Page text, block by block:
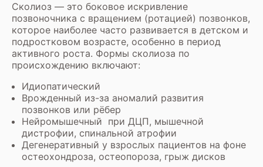
Сколиоз — это боковое искривление
позвоночника с вращением (ротацией) позвонков,
которое наиболее часто развивается в детском и
подростковом возрасте, особенно в период
активного роста. Формы сколиоза по
происхождению включают:
Идиопатический
Врожденный из-за аномалий развития
позвонков или рёбер
Нейромышечный при ДЦП, мышечной
дистрофии, спинальной атрофии
Дегенеративный у взрослых пациентов на фоне
остеохондроза, остеопороза, грыж дисков